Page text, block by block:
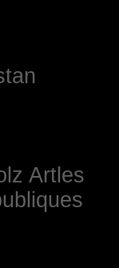
Artles